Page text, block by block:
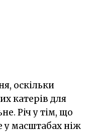
оскільки
катерів для
Річ у тім, що
масштабах ніж